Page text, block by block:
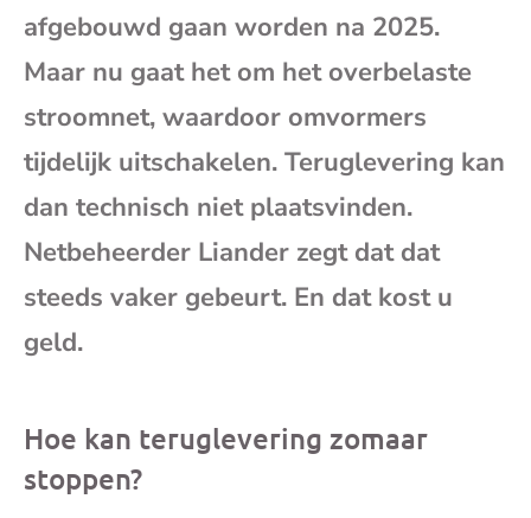
afgebouwd gaan worden na 2025.
Maar nu gaat het om het overbelaste
stroomnet, waardoor omvormers
tijdelijk uitschakelen. Teruglevering kan
dan technisch niet plaatsvinden.
Netbeheerder Liander zegt dat dat
steeds vaker gebeurt. En dat kost u
geld.
Hoe kan teruglevering zomaar
stoppen?